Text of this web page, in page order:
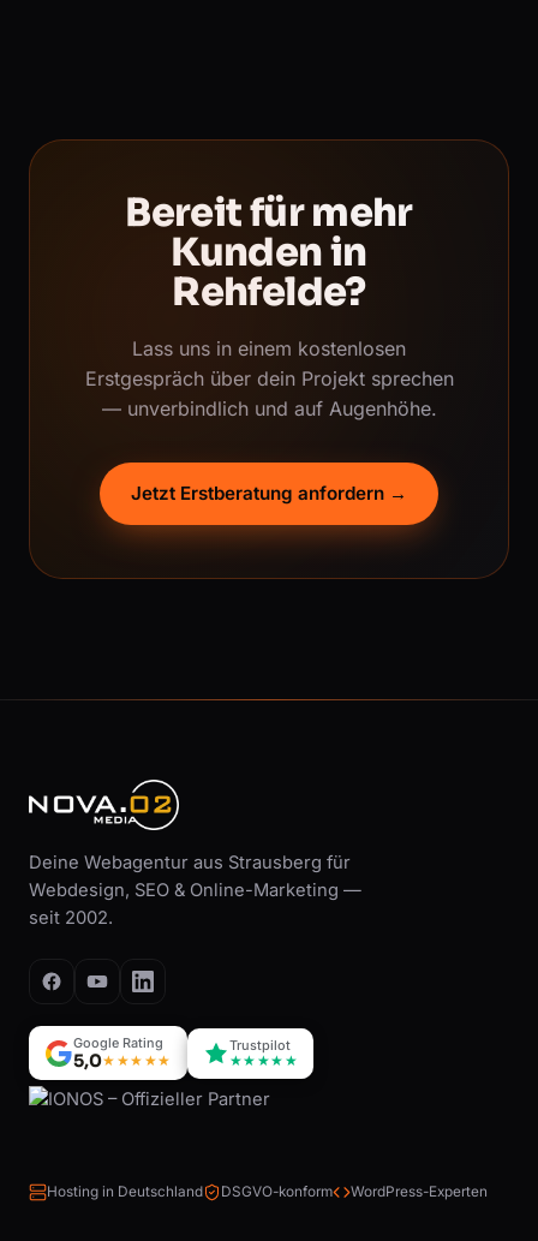
Bereit für mehr
Kunden in
Rehfelde?
Lass uns in einem kostenlosen
Erstgespräch über dein Projekt sprechen
— unverbindlich und auf Augenhöhe.
Jetzt Erstberatung anfordern →
Deine Webagentur aus Strausberg für
Webdesign, SEO & Online-Marketing —
seit 2002.
Google Rating
5,0★★★★★
Trustpilot
★★★★★
Hosting in Deutschland DSGVO-konform WordPress-Experten